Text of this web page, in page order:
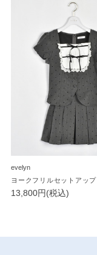
evelyn
ヨークフリルセットアップ
13,800円(税込)